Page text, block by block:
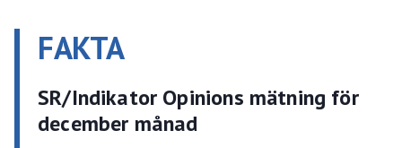
FAKTA
SR/Indikator Opinions mätning för
december månad